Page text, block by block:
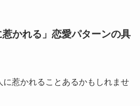
惹かれる」恋愛パターンの具
に惹かれることあるかもしれませ